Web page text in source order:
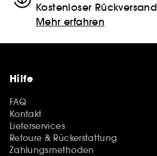
Kostenloser Rückversand
Mehr erfahren
Hilfe
FAQ
Kontakt
Lieferservices
Retoure & Rückerstattung
Zahlungsmethoden